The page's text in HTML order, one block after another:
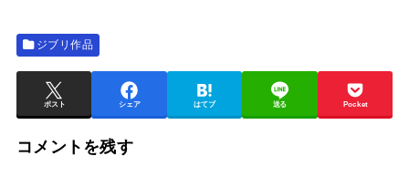
ジブリ作品
ポスト シェア はてブ 送る Pocket
コメントを残す